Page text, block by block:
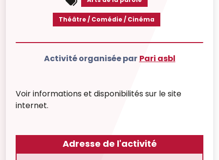
Théâtre / Comédie / Cinéma
Activité organisée par Pari asbl
Voir informations et disponibilités sur le site
internet.
Adresse de l'activité